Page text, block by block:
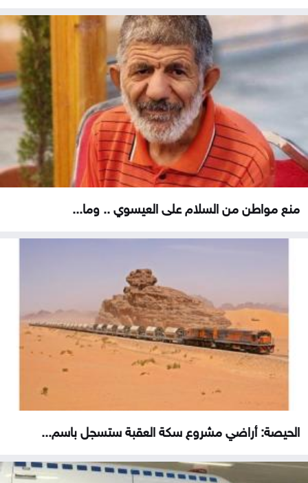
منع مواطن من السلام على العيسوي .. وما...
الحيصة: أراضي مشروع سكة العقبة ستسجل باسم...